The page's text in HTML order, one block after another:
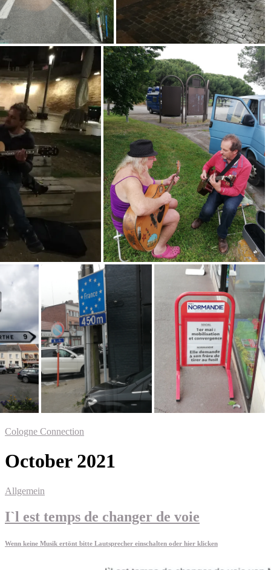
Cologne Connection
October 2021
Allgemein
I`l est temps de changer de voie
Wenn keine Musik ertönt bitte Lautsprecher einschalten oder hier klicken